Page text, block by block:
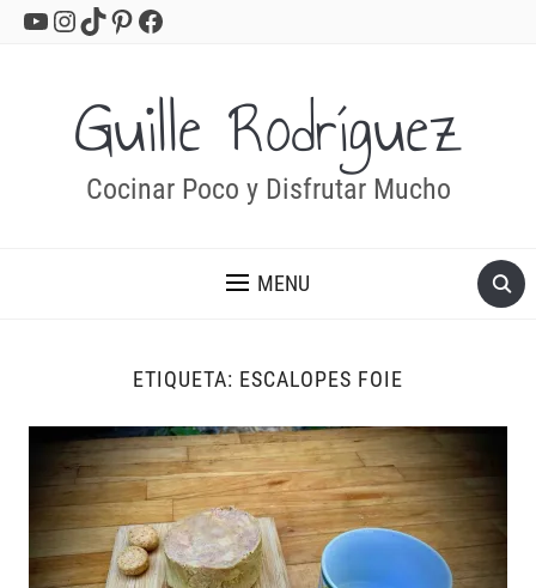
YouTube
Instagram
TikTok
Pinterest
Facebook
Guille Rodríguez
Cocinar Poco y Disfrutar Mucho
MENU
ETIQUETA: ESCALOPES FOIE